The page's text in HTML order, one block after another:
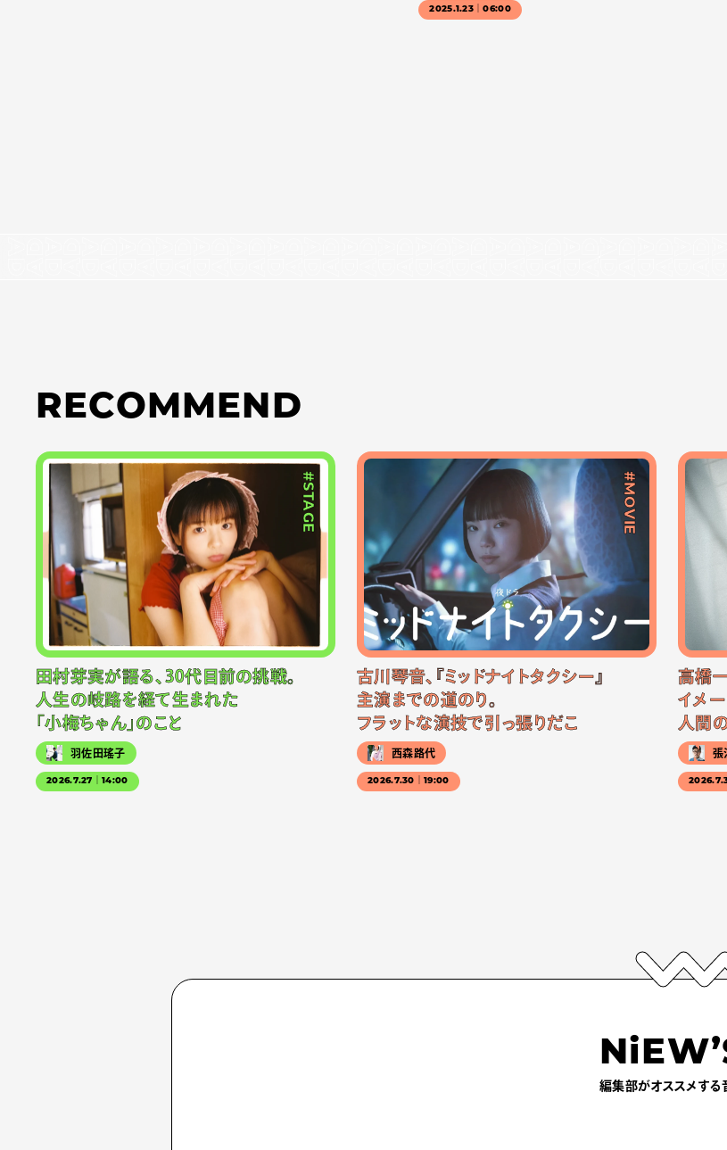
2025.1.23｜06:00
RECOMMEND
#STAGE
田村芽実が語る、30代目前の挑戦。
人生の岐路を経て生まれた
「小梅ちゃん」のこと
羽佐田瑤子
2026.7.27｜14:00
#MOVIE
古川琴音、『ミッドナイトタクシー』
主演までの道のり。
フラットな演技で引っ張りだこ
西森路代
2026.7.30｜19:00
高橋
イメー
人間
張
編集部がオススメす